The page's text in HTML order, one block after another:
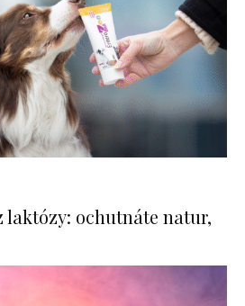
laktózy: ochutnáte natur,